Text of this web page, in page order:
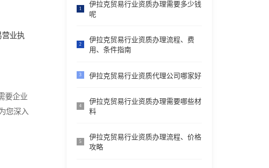
业执
要企业
您深入
1
伊拉克贸易行业资质办理需要多少钱
呢
2
伊拉克贸易行业资质办理流程、费
用、条件指南
3 伊拉克贸易行业资质代理公司哪家好
4
伊拉克贸易行业资质办理需要哪些材
料
5
伊拉克贸易行业资质办理流程、价格
攻略